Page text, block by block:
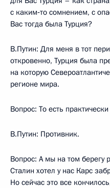
с каким‑то сомнением, с
Вас тогда была Турция?
В.Путин: Для меня в тот
откровенно, Турция была
на которую
регионе мира.
Вопрос: То есть
В.Путин: Противник.
Вопрос: А мы на том берегу
Сталин хотел у нас Карс
Но сейчас это все